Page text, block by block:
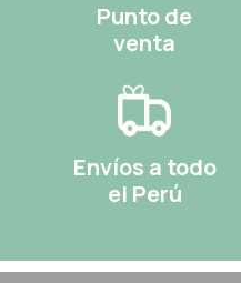
Punto de
venta
Envíos a todo
el Perú